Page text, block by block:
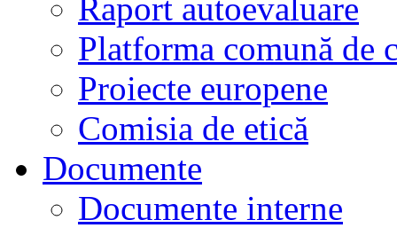
Raport autoevaluare
Platforma comună de
Proiecte europene
Comisia de etică
Documente
Documente interne